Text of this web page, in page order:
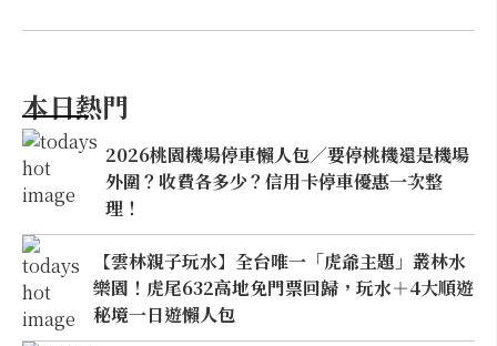
本日熱門
2026桃園機場停車懶人包／要停桃機還是機場
外圍？收費各多少？信用卡停車優惠一次整
理！
【雲林親子玩水】全台唯一「虎爺主題」叢林水
樂園！虎尾632高地免門票回歸，玩水＋4大順遊
秘境一日遊懶人包